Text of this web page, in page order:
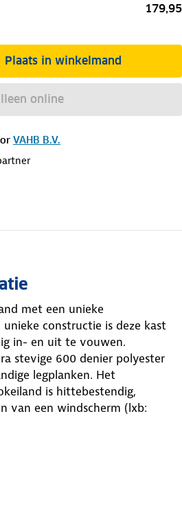
179,95
Plaats in winkelmand
online
VAHB B.V.
met een unieke
constructie is deze kast
in- en uit te vouwen.
stevige 600 denier polyester
legplanken. Het
is hittebestendig,
van een windscherm (lxb:
afzonderlijk af te stellen
Ingeklapt (lxbxh):